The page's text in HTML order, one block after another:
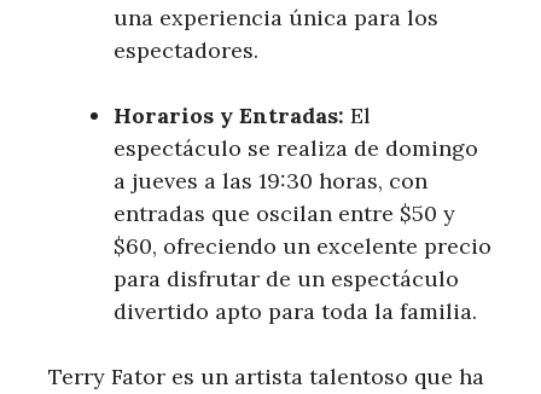
una​ experiencia única para los
⁢espectadores.
Horarios y Entradas: El
espectáculo se realiza ​de domingo
a jueves a las 19:30 horas, con
entradas que oscilan entre $50 y
$60, ofreciendo un excelente precio
para disfrutar de ‍un espectáculo
divertido apto para toda la familia.
Terry Fator es ⁢un artista talentoso que ha